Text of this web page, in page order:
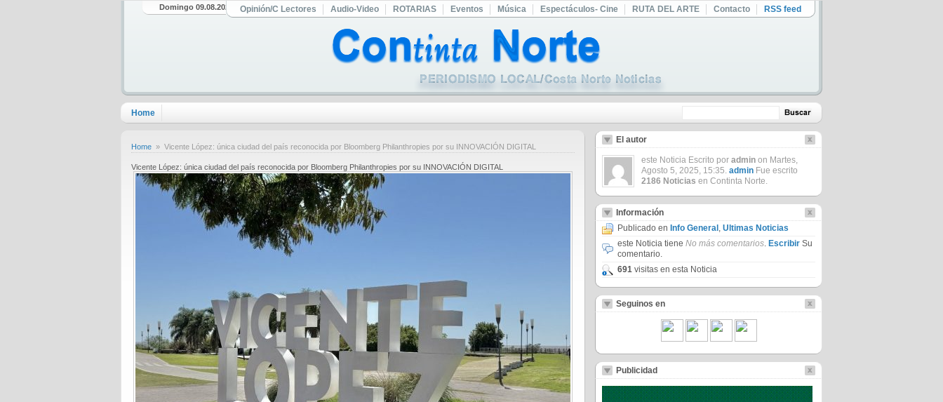
Domingo 09.08.2026 Opinión/C Lectores Audio-Video ROTARIAS Eventos Música Espectáculos- Cine RUTA DEL ARTE Contacto RSS feed
Home
Home » Vicente López: única ciudad del país reconocida por Bloomberg Philanthropies por su INNOVACIÓN DIGITAL
Vicente López: única ciudad del país reconocida por Bloomberg Philanthropies por su INNOVACIÓN DIGITAL
El autor
este Noticia Escrito por admin on Martes,
Agosto 5, 2025, 15:35. admin Fue escrito
2186 Noticias en Continta Norte.
Información
Publicado en Info General , Ultimas Noticias
este Noticia tiene No más comentarios. Escribir Su
comentario.
691 visitas en esta Noticia
Seguinos en
Publicidad